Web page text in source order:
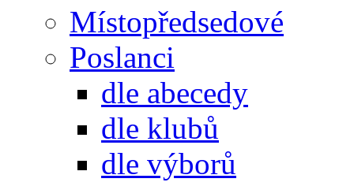
Místopředsedové
Poslanci
dle abecedy
dle klubů
dle výborů